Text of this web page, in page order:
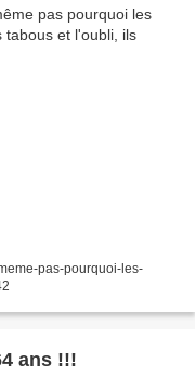
pas-pourquoi-les-
ans !!!